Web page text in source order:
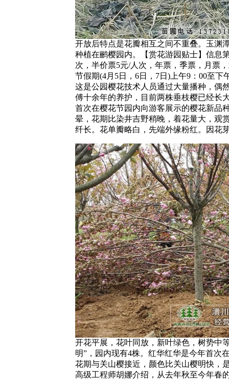
开放后特点是花瓣相互之间不重叠。玉渊
种植在鹂樱园内。【赏花游园贴士】信息
次，半价票5元/人次，年票，季票，月票
节假期(4月5日，6日，7日)上午9：00至
这是公园樱花技术人员通过大量播种，偶
傅十余年的养护，目前两株垂枝樱已经长
首次在樱花节园内向游客展示的樱花新品
晕，花期比染井吉野稍晚，着花量大，观
纤长。花单瓣略白，先端外缘粉红。因花
开花平展，花叶同放，新叶绿色，树势中
明”，园内现有4株。红华红华是今年首次
花期与关山樱接近，颜色比关山樱明快，
高级工程师胡娜介绍，从去年秋至今年春